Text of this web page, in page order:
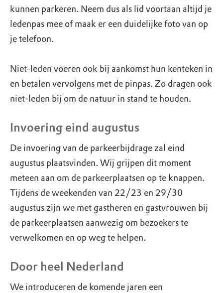
kunnen parkeren. Neem dus als lid voortaan altijd je
ledenpas mee of maak er een duidelijke foto van op
je telefoon.
Niet-leden voeren ook bij aankomst hun kenteken in
en betalen vervolgens met de pinpas. Zo dragen ook
niet-leden bij om de natuur in stand te houden.
Invoering eind augustus
De invoering van de parkeerbijdrage zal eind
augustus plaatsvinden. Wij grijpen dit moment
meteen aan om de parkeerplaatsen op te knappen.
Tijdens de weekenden van 22/23 en 29/30
augustus zijn we met gastheren en gastvrouwen bij
de parkeerplaatsen aanwezig om bezoekers te
verwelkomen en op weg te helpen.
Door heel Nederland
We introduceren de komende jaren een